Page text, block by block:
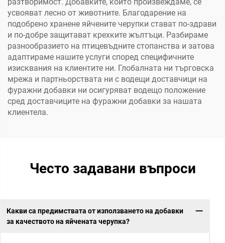
усвояват лесно от животните. Благодарение на
подобрено хранене яйчените черупки стават по-здрави
и по-добре защитават крехките жълтъци. Разбираме
разнообразието на птицевъдните стопанства и затова
адаптираме нашите услуги според специфичните
изисквания на клиентите ни. Глобалната ни търговска
мрежа и партньорствата ни с водещи доставчици на
фуражни добавки ни осигуряват водещо положение
сред доставчиците на фуражни добавки за нашата
клиентела.
Често задавани въпроси
Какви са предимствата от използването на добавки
за качеството на яйчената черупка?